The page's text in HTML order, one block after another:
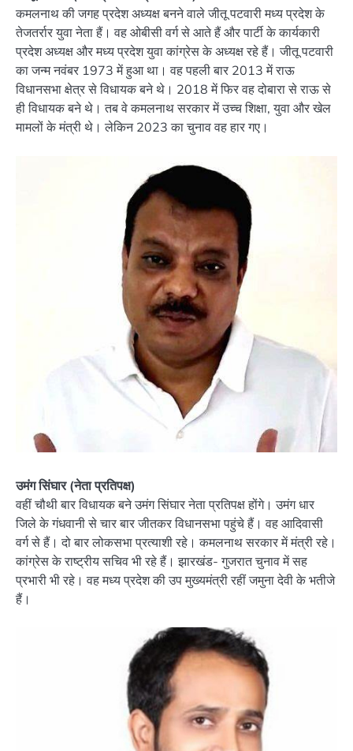
कमलनाथ की जगह प्रदेश अध्यक्ष बनने वाले जीतू पटवारी मध्य प्रदेश के
तेजतर्रार युवा नेता हैं। वह ओबीसी वर्ग से आते हैं और पार्टी के कार्यकारी
प्रदेश अध्यक्ष और मध्य प्रदेश युवा कांग्रेस के अध्यक्ष रहे हैं। जीतू पटवारी
का जन्म नवंबर 1973 में हुआ था। वह पहली बार 2013 में राऊ
विधानसभा क्षेत्र से विधायक बने थे। 2018 में फिर वह दोबारा से राऊ से
ही विधायक बने थे। तब वे कमलनाथ सरकार में उच्च शिक्षा, युवा और खेल
मामलों के मंत्री थे। लेकिन 2023 का चुनाव वह हार गए।
उमंग सिंघार (नेता प्रतिपक्ष)
वहीं चौथी बार विधायक बने उमंग सिंघार नेता प्रतिपक्ष होंगे। उमंग धार
जिले के गंधवानी से चार बार जीतकर विधानसभा पहुंचे हैं। वह आदिवासी
वर्ग से हैं। दो बार लोकसभा प्रत्याशी रहे। कमलनाथ सरकार में मंत्री रहे।
कांग्रेस के राष्ट्रीय सचिव भी रहे हैं। झारखंड- गुजरात चुनाव में सह
प्रभारी भी रहे। वह मध्य प्रदेश की उप मुख्यमंत्री रहीं जमुना देवी के भतीजे
हैं।